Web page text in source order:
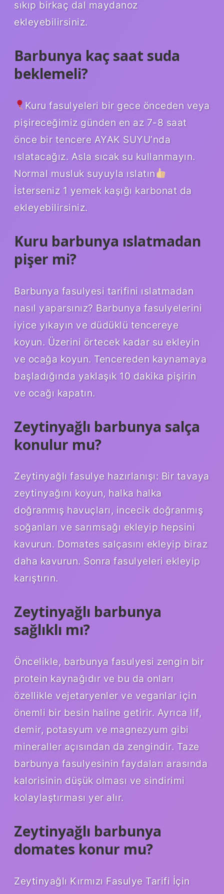
sıkıp birkaç dal maydanoz
ekleyebilirsiniz.
Barbunya kaç saat suda
beklemeli?
Kuru fasulyeleri bir gece önceden veya
pişireceğimiz günden en az 7-8 saat
önce bir tencere AYAK SUYU’nda
ıslatacağız. Asla sıcak su kullanmayın.
Normal musluk suyuyla ıslatın
İsterseniz 1 yemek kaşığı karbonat da
ekleyebilirsiniz.
Kuru barbunya ıslatmadan
pişer mi?
Barbunya fasulyesi tarifini ıslatmadan
nasıl yaparsınız? Barbunya fasulyelerini
iyice yıkayın ve düdüklü tencereye
koyun. Üzerini örtecek kadar su ekleyin
ve ocağa koyun. Tencereden kaynamaya
başladığında yaklaşık 10 dakika pişirin
ve ocağı kapatın.
Zeytinyağlı barbunya salça
konulur mu?
Zeytinyağlı fasulye hazırlanışı: Bir tavaya
zeytinyağını koyun, halka halka
doğranmış havuçları, incecik doğranmış
soğanları ve sarımsağı ekleyip hepsini
kavurun. Domates salçasını ekleyip biraz
daha kavurun. Sonra fasulyeleri ekleyip
karıştırın.
Zeytinyağlı barbunya
sağlıklı mı?
Öncelikle, barbunya fasulyesi zengin bir
protein kaynağıdır ve bu da onları
özellikle vejetaryenler ve veganlar için
önemli bir besin haline getirir. Ayrıca lif,
demir, potasyum ve magnezyum gibi
mineraller açısından da zengindir. Taze
barbunya fasulyesinin faydaları arasında
kalorisinin düşük olması ve sindirimi
kolaylaştırması yer alır.
Zeytinyağlı barbunya
domates konur mu?
Zeytinyağlı Kırmızı Fasulye Tarifi İçin